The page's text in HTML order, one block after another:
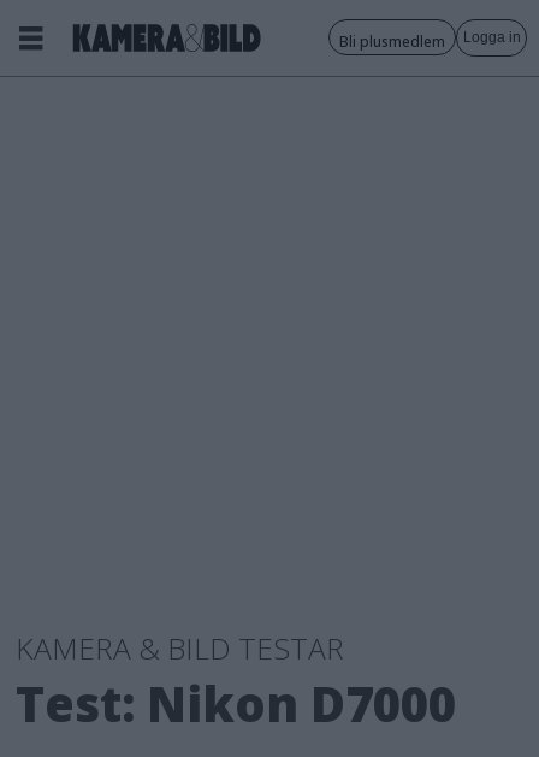
Bli plusmedlem Logga in
KAMERA & BILD TESTAR
Test: Nikon D7000